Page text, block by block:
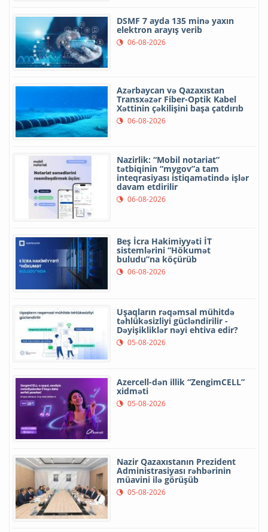
DSMF 7 ayda 135 minə yaxın
elektron arayış verib
06-08-2026
Azərbaycan və Qazaxıstan
Transxəzər Fiber-Optik Kabel
Xəttinin çəkilişini başa çatdırıb
06-08-2026
Nazirlik: “Mobil notariat”
tətbiqinin “mygov”a tam
inteqrasiyası istiqamətində işlər
davam etdirilir
06-08-2026
Beş İcra Hakimiyyəti İT
sistemlərini “Hökumət
buludu”na köçürüb
06-08-2026
Uşaqların rəqəmsal mühitdə
təhlükəsizliyi gücləndirilir -
Dəyişikliklər nəyi ehtiva edir?
05-08-2026
Azercell-dən illik “ZengimCELL”
xidməti
05-08-2026
Nazir Qazaxıstanın Prezident
Administrasiyası rəhbərinin
müavini ilə görüşüb
05-08-2026